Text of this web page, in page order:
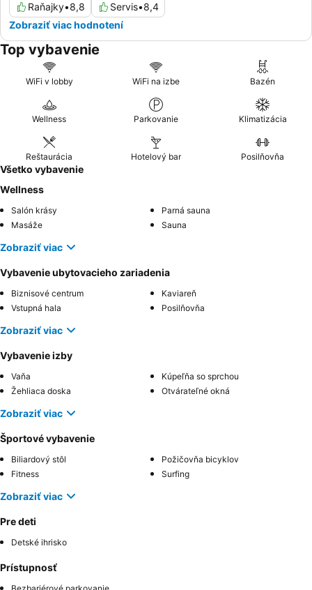
Raňajky•8,8 Servis•8,4
Zobraziť viac hodnotení
Top vybavenie
WiFi v lobby WiFi na izbe Bazén
Wellness Parkovanie Klimatizácia
Reštaurácia Hotelový bar Posilňovňa
Všetko vybavenie
Wellness
Salón krásy
Parná sauna
Masáže
Sauna
Zobraziť viac
Vybavenie ubytovacieho zariadenia
Biznisové centrum
Kaviareň
Vstupná hala
Posilňovňa
Zobraziť viac
Vybavenie izby
Vaňa
Kúpeľňa so sprchou
Žehliaca doska
Otvárateľné okná
Zobraziť viac
Športové vybavenie
Biliardový stôl
Požičovňa bicyklov
Fitness
Surfing
Zobraziť viac
Pre deti
Detské ihrisko
Prístupnosť